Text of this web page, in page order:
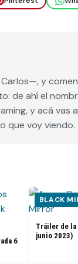
y
de ahí el
y acá
que voy viendo.
6
BLACK
Tráiler de la
junio 2023)